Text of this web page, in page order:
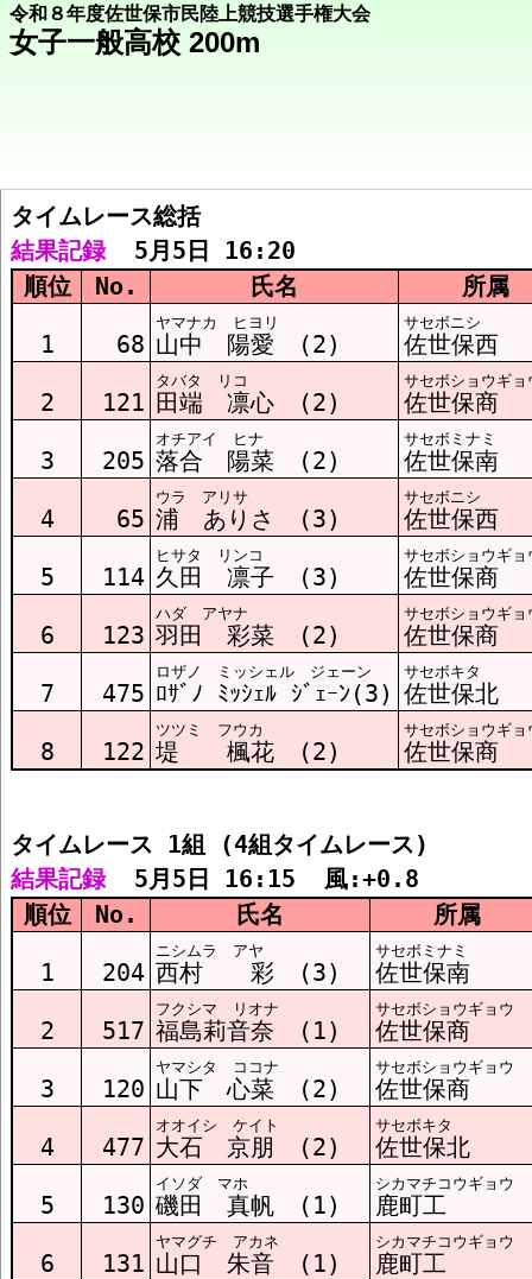
令和８年度佐世保市民陸上競技選手権大会
女子一般高校 200m
競技メニューへ
総括 結果
ﾀｲﾑﾚｰｽ1組 結果
ﾀｲﾑﾚｰｽ2組 結果
ﾀｲﾑﾚｰｽ3組 結果
ﾀｲﾑﾚｰｽ4組 結果
タイムレース総括
結果記録
  5月5日 16:20
順位
No. 氏名 所属
1 68
ヤマナカ ヒヨリ
山中 陽愛 (2)
サセボニシ
佐世保西
2 121
タバタ リコ
田端 凛心 (2)
サセボショウギョ
佐世保商
3 205
オチアイ ヒナ
落合 陽菜 (2)
サセボミナミ
佐世保南
4 65
ウラ アリサ
浦 ありさ (3)
サセボニシ
佐世保西
5 114
ヒサタ リンコ
久田 凛子 (3)
サセボショウギョ
佐世保商
6 123
ハダ アヤナ
羽田 彩菜 (2)
サセボショウギョ
佐世保商
7 475
ロザノ ミッシェル ジェーン
ﾛｻﾞﾉ ﾐｯｼｪﾙ ｼﾞｪｰﾝ(3)
サセボキタ
佐世保北
8 122
ツツミ フウカ
堤 楓花 (2)
サセボショウギョ
佐世保商
タイムレース 1組 (4組タイムレース)
結果記録
  5月5日 16:15  風:+0.8
順位
No. 氏名 所属
1 204
ニシムラ アヤ
西村 彩 (3)
サセボミナミ
佐世保南
2 517
フクシマ リオナ
福島莉音奈 (1)
サセボショウギョウ
佐世保商
3 120
ヤマシタ ココナ
山下 心菜 (2)
サセボショウギョウ
佐世保商
4 477
オオイシ ケイト
大石 京朋 (2)
サセボキタ
佐世保北
5 130
イソダ マホ
磯田 真帆 (1)
シカマチコウギョウ
鹿町工
6 131
ヤマグチ アカネ
山口 朱音 (1)
シカマチコウギョウ
鹿町工